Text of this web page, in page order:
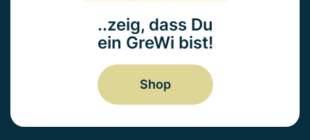
..zeig, dass Du
ein GreWi bist!
Shop